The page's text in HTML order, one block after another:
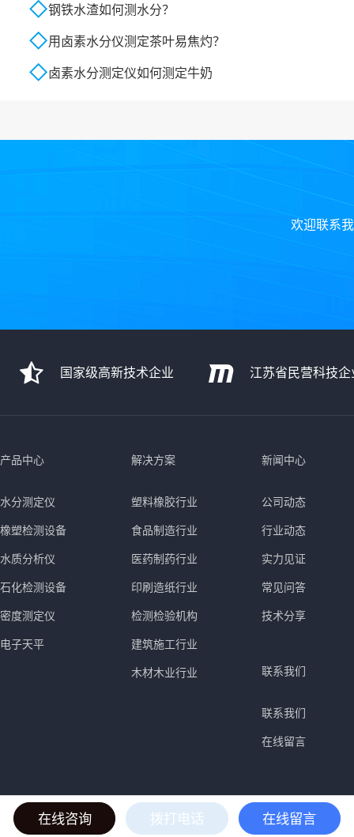
钢铁水渣如何测水分？
用卤素水分仪测定茶叶易焦灼？
卤素水分测定仪如何测定牛奶
欢迎联系
国家级高新技术企业 江苏省民营科技企
产品中心
水分测定仪
橡塑检测设备
水质分析仪
石化检测设备
密度测定仪
电子天平
解决方案
塑料橡胶行业
食品制造行业
医药制药行业
印刷造纸行业
检测检验机构
建筑施工行业
木材木业行业
新闻中心
公司动态
行业动态
实力见证
常见问答
技术分享
联系我们
联系我们
在线留言
Copyright©2015-2035 泰州市科拓仪器设备有限公司 版权所有 苏
在线咨询 拨打电话 在线留言